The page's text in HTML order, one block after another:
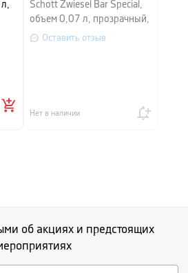
Schott Zwiesel Bar Special,
объем 0,07 л, прозрачный,
6 штук
Оставить отзыв
Нет в наличии
об акциях и предстоящих